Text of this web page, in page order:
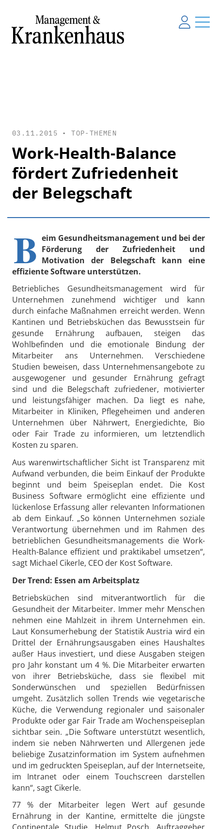
03.11.2015 •TOP-THEMEN
Work-Health-Balance
fördert Zufriedenheit
der Belegschaft
B eim Gesundheitsmanagement und bei der
Förderung der Zufriedenheit und
Motivation der Belegschaft kann eine
effiziente Software unterstützen.
Betriebliches Gesundheitsmanagement wird für
Unternehmen zunehmend wichtiger und kann
durch einfache Maßnahmen erreicht werden. Wenn
Kantinen und Betriebsküchen das Bewusstsein für
gesunde Ernährung aufbauen, steigen das
Wohlbefinden und die emotionale Bindung der
Mitarbeiter ans Unternehmen. Verschiedene
Studien beweisen, dass Unternehmensangebote zu
ausgewogener und gesunder Ernährung gefragt
sind und die Belegschaft zufriedener, motivierter
und leistungsfähiger machen. Da liegt es nahe,
Mitarbeiter in Kliniken, Pflegeheimen und anderen
Unternehmen über Nährwert, Energiedichte, Bio
oder Fair Trade zu informieren, um letztendlich
Kosten zu sparen.
Aus warenwirtschaftlicher Sicht ist Transparenz mit
Aufwand verbunden, die beim Einkauf der Produkte
beginnt und beim Speiseplan endet. Die Kost
Business Software ermöglicht eine effiziente und
lückenlose Erfassung aller relevanten Informationen
ab dem Einkauf. „So können Unternehmen soziale
Verantwortung übernehmen und im Rahmen des
betrieblichen Gesundheitsmanagements die Work-
Health-Balance effizient und praktikabel umsetzen“,
sagt Michael Cikerle, CEO der Kost Software.
Der Trend: Essen am Arbeitsplatz
Betriebsküchen sind mitverantwortlich für die
Gesundheit der Mitarbeiter. Immer mehr Menschen
nehmen eine Mahlzeit in ihrem Unternehmen ein.
Laut Konsumerhebung der Statistik Austria wird ein
Drittel der Ernährungsausgaben eines Haushaltes
außer Haus investiert, und diese Ausgaben steigen
pro Jahr konstant um 4 %. Die Mitarbeiter erwarten
von ihrer Betriebsküche, dass sie flexibel mit
Sonderwünschen und speziellen Bedürfnissen
umgeht. Zusätzlich sollen Trends wie vegetarische
Küche, die Verwendung regionaler und saisonaler
Produkte oder gar Fair Trade am Wochenspeiseplan
sichtbar sein. „Die Software unterstützt wesentlich,
indem sie neben Nährwerten und Allergenen jede
beliebige Zusatzinformation im System aufnehmen
und im gedruckten Speiseplan, auf der Internetseite,
im Intranet oder einem Touchscreen darstellen
kann“, sagt Cikerle.
77 % der Mitarbeiter legen Wert auf gesunde
Ernährung in der Kantine, ermittelte die jüngste